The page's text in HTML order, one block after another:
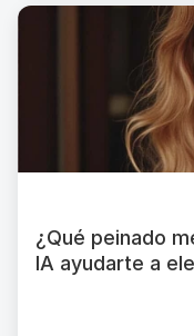
¿Qué peinado
IA ayudarte a